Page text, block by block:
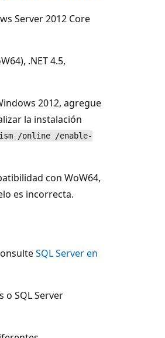
Server 2012 Core
.NET 4.5,
2012, agregue
la instalación
/online /enable-
con WoW64,
es incorrecta.
SQL Server en
o SQL Server